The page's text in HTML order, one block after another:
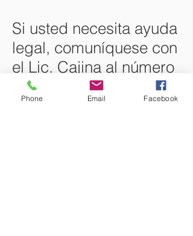
Si usted necesita ayuda
legal, comuníquese con
el Lic. Cajina al número
(415) 601-0779
Phone Email Facebook